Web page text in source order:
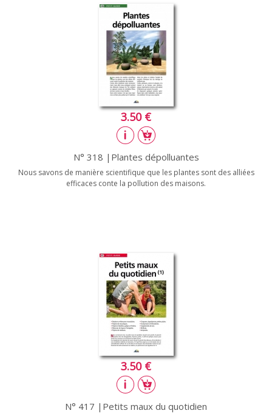
3.50 €
N° 318 |Plantes dépolluantes
Nous savons de manière scientifique que les plantes sont des alliées
efficaces conte la pollution des maisons.
3.50 €
N° 417 |Petits maux du quotidien